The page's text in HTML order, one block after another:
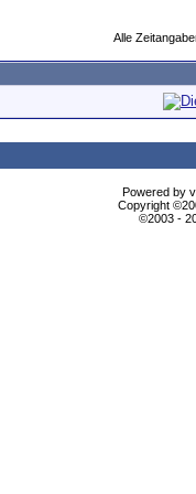
Alle
Powered by
Copyright
©2003 -